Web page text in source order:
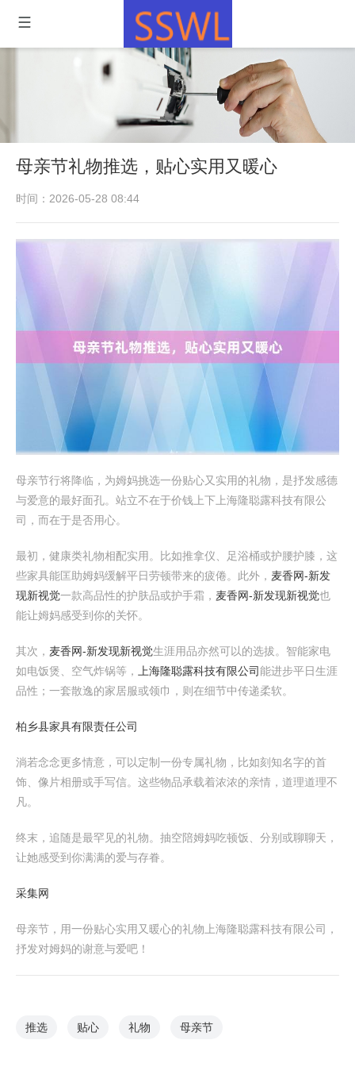
母亲节礼物推选，贴心实用又暖心
时间：2026-05-28 08:44
母亲节行将降临，为姆妈挑选一份贴心又实用的礼物，是抒发感德
与爱意的最好面孔。站立不在于价钱上下上海隆聪露科技有限公
司，而在于是否用心。
最初，健康类礼物相配实用。比如推拿仪、足浴桶或护腰护膝，这
些家具能匡助姆妈缓解平日劳顿带来的疲倦。此外， 麦香网-新发
现新视觉一款高品性的护肤品或护手霜， 麦香网-新发现新视觉也
能让姆妈感受到你的关怀。
其次， 麦香网-新发现新视觉生涯用品亦然可以的选拔。智能家电
如电饭煲、空气炸锅等，
上海隆聪露科技有限公司能进步平日生涯
品性；一套散逸的家居服或领巾，则在细节中传递柔软。
柏乡县家具有限责任公司
淌若念念更多情意，可以定制一份专属礼物，比如刻知名字的首
饰、像片相册或手写信。这些物品承载着浓浓的亲情，道理道理不
凡。
终末，追随是最罕见的礼物。抽空陪姆妈吃顿饭、分别或聊聊天，
让她感受到你满满的爱与存眷。
采集网
母亲节，用一份贴心实用又暖心的礼物上海隆聪露科技有限公司，
抒发对姆妈的谢意与爱吧！
推选 贴心 礼物 母亲节